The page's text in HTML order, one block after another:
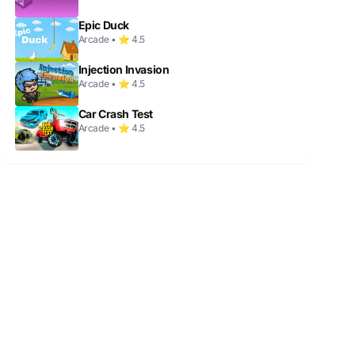
Epic Duck
Arcade • ⭐ 4.5
Injection Invasion
Arcade • ⭐ 4.5
Car Crash Test
Arcade • ⭐ 4.5